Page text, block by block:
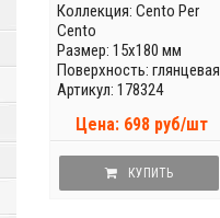
Коллекция: Cento Per
Cento
Размер: 15x180 мм
Поверхность: глянцевая
Артикул: 178324
Цена: 698 руб/шт
КУПИТЬ